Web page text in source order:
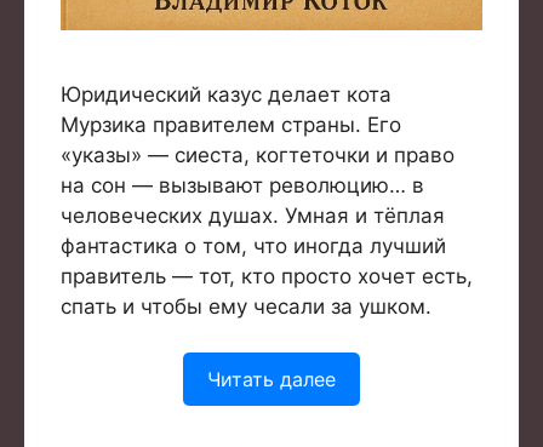
Юридический казус делает кота
Мурзика правителем страны. Его
«указы» — сиеста, когтеточки и право
на сон — вызывают революцию… в
человеческих душах. Умная и тёплая
фантастика о том, что иногда лучший
правитель — тот, кто просто хочет есть,
спать и чтобы ему чесали за ушком.
Читать далее